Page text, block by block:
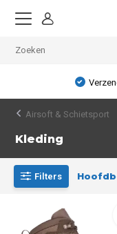
Airsoft & Schietsport
Kleding
Filters